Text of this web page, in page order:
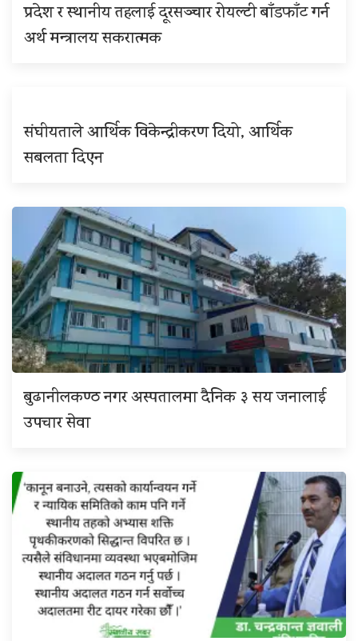
प्रदेश र स्थानीय तहलाई दूरसञ्चार रोयल्टी बाँडफाँट गर्न
अर्थ मन्त्रालय सकरात्मक
संघीयताले आर्थिक विकेन्द्रीकरण दियो, आर्थिक
सबलता दिएन
बुढानीलकण्ठ नगर अस्पतालमा दैनिक ३ सय जनालाई
उपचार सेवा